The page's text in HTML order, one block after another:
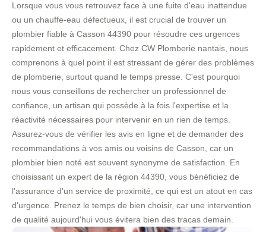
Lorsque vous vous retrouvez face à une fuite d'eau inattendue
ou un chauffe-eau défectueux, il est crucial de trouver un
plombier fiable à Casson 44390 pour résoudre ces urgences
rapidement et efficacement. Chez CW Plomberie nantais, nous
comprenons à quel point il est stressant de gérer des problèmes
de plomberie, surtout quand le temps presse. C'est pourquoi
nous vous conseillons de rechercher un professionnel de
confiance, un artisan qui possède à la fois l'expertise et la
réactivité nécessaires pour intervenir en un rien de temps.
Assurez-vous de vérifier les avis en ligne et de demander des
recommandations à vos amis ou voisins de Casson, car un
plombier bien noté est souvent synonyme de satisfaction. En
choisissant un expert de la région 44390, vous bénéficiez de
l'assurance d'un service de proximité, ce qui est un atout en cas
d'urgence. Prenez le temps de bien choisir, car une intervention
de qualité aujourd'hui vous évitera bien des tracas demain.